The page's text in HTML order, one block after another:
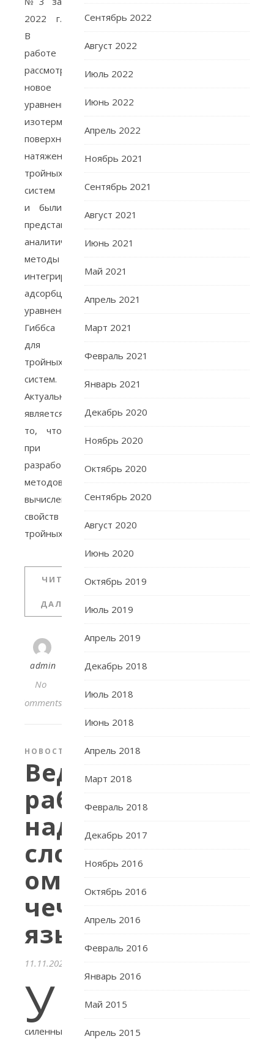
2022 г.
В
работе
рассмотрено
новое
уравнение
изотерм
поверхностного
натяжения
тройных
систем
и были
представлены
аналитические
методы
интегрирования
адсорбционного
уравнения
Гиббса
для
тройных
систем.
Актуальным
является
то, что
при
разработке
методов
вычисления
свойств
тройных…
ЧИТАТЬ
ДАЛЬШЕ
admin
No
Comments
НОВОСТИ
Ведется
работа
над
словарем
омографов
чеченского
языка
11.11.2021
У
силенным
Сентябрь 2022
Август 2022
Июль 2022
Июнь 2022
Апрель 2022
Ноябрь 2021
Сентябрь 2021
Август 2021
Июнь 2021
Май 2021
Апрель 2021
Март 2021
Февраль 2021
Январь 2021
Декабрь 2020
Ноябрь 2020
Октябрь 2020
Сентябрь 2020
Август 2020
Июнь 2020
Октябрь 2019
Июль 2019
Апрель 2019
Декабрь 2018
Июль 2018
Июнь 2018
Апрель 2018
Март 2018
Февраль 2018
Декабрь 2017
Ноябрь 2016
Октябрь 2016
Апрель 2016
Февраль 2016
Январь 2016
Май 2015
Апрель 2015